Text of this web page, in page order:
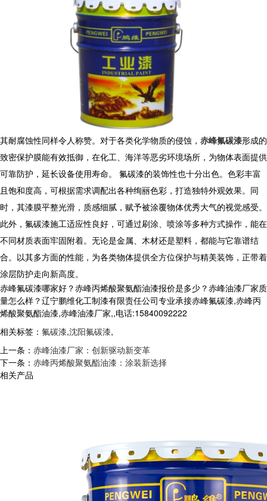
其耐腐蚀性同样令人称赞。对于各类化学物质的侵蚀， 赤峰氟碳漆形成的
致密保护膜能有效抵御，在化工、海洋等恶劣环境场所，为物体表面提供
可靠防护，延长设备使用寿命。 氟碳漆的装饰性也十分出色。色彩丰富
且饱和度高，可根据需求调配出各种绚丽色彩，打造独特外观效果。同
时，其漆膜平整光滑，质感细腻，赋予被涂覆物体优秀大气的视觉感受。
此外，氟碳漆施工适应性良好，可通过刷涂、喷涂等多种方式操作，能在
不同材质表面牢固附着。无论是金属、木材还是塑料，都能与它靠谱结
合。以其多方面的性能，为各类物体提供全方位保护与精美装饰，正带着
涂层防护走向新高度。
赤峰氟碳漆哪家好？赤峰丙烯酸聚氨酯油漆报价是多少？赤峰油漆厂家质
量怎么样？辽宁鹏维化工制漆有限责任公司专业承接赤峰氟碳漆,赤峰丙
烯酸聚氨酯油漆,赤峰油漆厂家,,电话:15840092222
相关标签： 氟碳漆,沈阳氟碳漆,
上一条： 赤峰油漆厂家：创新驱动新变革
下一条： 赤峰丙烯酸聚氨酯油漆：涂装新选择
相关产品